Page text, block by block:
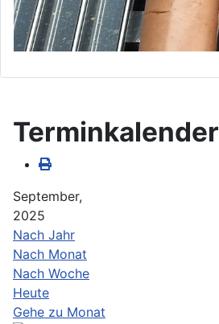
Terminkalender
September,
2025
Nach Jahr
Nach Monat
Nach Woche
Heute
Gehe zu Monat